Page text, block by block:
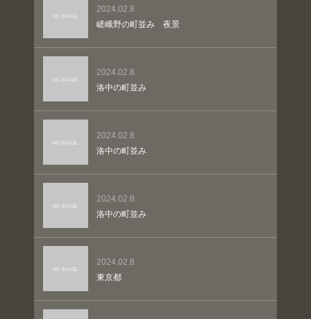
2024.02.8
嵯峨野の町並み 夜景
2024.02.8
洛中の町並み
2024.02.8
洛中の町並み
2024.02.8
洛中の町並み
2024.02.8
東京都